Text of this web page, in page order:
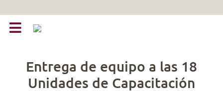
Entrega de equipo a las 18
Unidades de Capacitación